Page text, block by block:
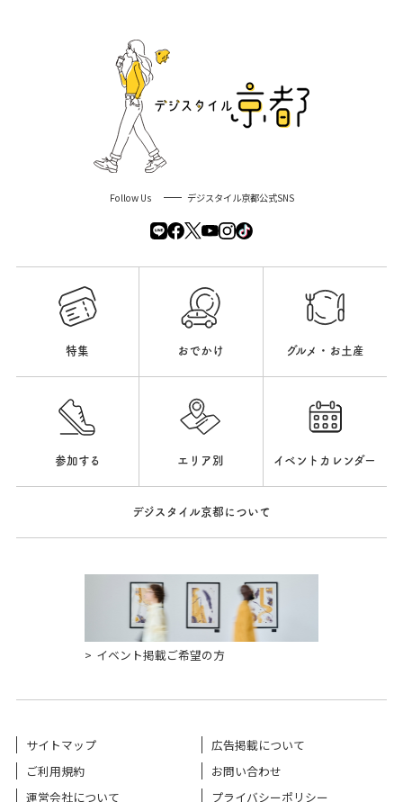
Follow Us デジスタイル京都公式SNS
特集 おでかけ グルメ・お土産
参加する エリア別 イベントカレンダー
デジスタイル京都について
イベント掲載ご希望の方
サイトマップ
広告掲載について
ご利用規約
お問い合わせ
運営会社について
プライバシーポリシー